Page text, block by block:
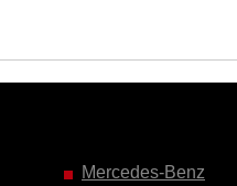
Mercedes-Benz